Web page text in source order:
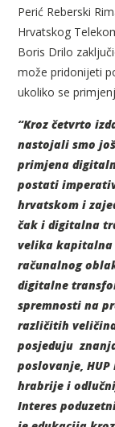
Perić Reberski
Hrvatskog
Boris Drilo
može pridonijeti
ukoliko se
“Kroz četvrto
nastojali smo
primjena
postati
hrvatskom i
čak i digitalna
velika kapitalna
računalnog
digitalne
spremnosti na
različitih
posjeduju
poslovanje,
hrabrije i
Interes